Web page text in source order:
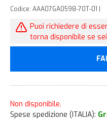
Codice: AAA07GA0598-70T-01 |
Puoi richiedere di
torna disponibile se
Non disponibile.
Spese spedizione (ITALIA):